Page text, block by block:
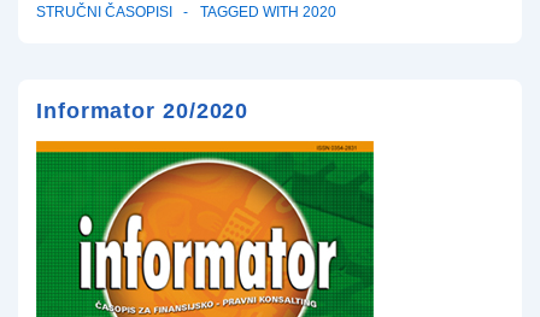
STRUČNI ČASOPISI
TAGGED WITH 2020
Informator 20/2020